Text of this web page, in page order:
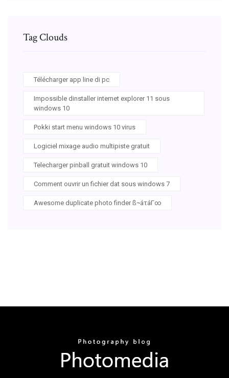
Tag Clouds
Télécharger app line di pc
Impossible dinstaller internet explorer 11 sous
windows 10
Pokki start menu windows 10 virus
Logiciel mixage audio multipiste gratuit
Telecharger pinball gratuit windows 10
Comment ouvrir un fichier dat sous windows 7
Awesome duplicate photo finder ß¬áτáΓ∞